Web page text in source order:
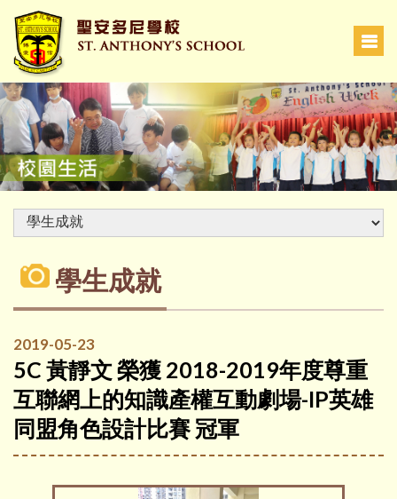
學生成就
2019-05-23
5C 黃靜文 榮獲 2018-2019年度尊重
互聯網上的知識產權互動劇場-IP英雄
同盟角色設計比賽 冠軍